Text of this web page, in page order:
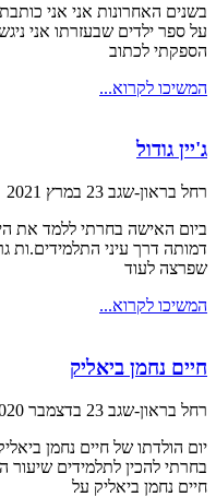
בשנים האחרונות אני אני
על ספר ילדים שבעזרתו אני
הספקתי לכתוב
המשיכו לקרוא...
ג'יין גודול
רחל בראון-שגב 23 במרץ 2021
ביום האישה בחרתי ללמד את
דמותה דרך עיני התלמידים.ות
שפרצה לעוד
המשיכו לקרוא...
חיים נחמן ביאליק
רחל בראון-שגב 23 בדצמבר 2020
יום הולדתו של חיים נחמן
חיים נחמן ביאליק על